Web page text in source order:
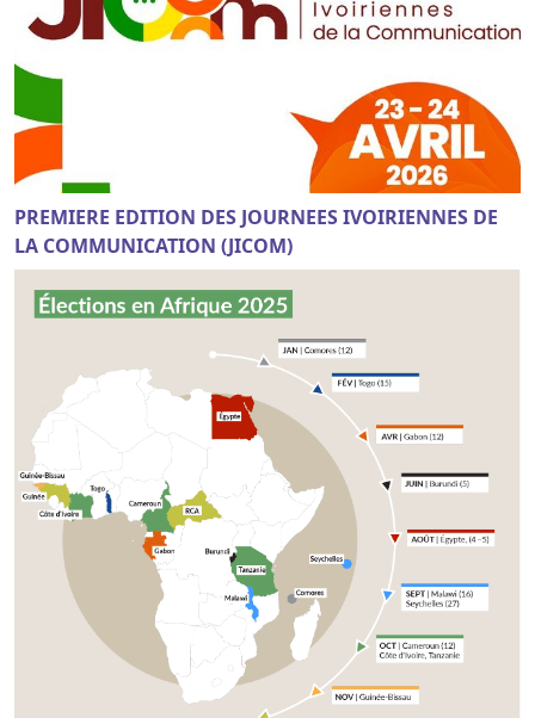
PREMIERE EDITION DES JOURNEES IVOIRIENNES DE
LA COMMUNICATION (JICOM)